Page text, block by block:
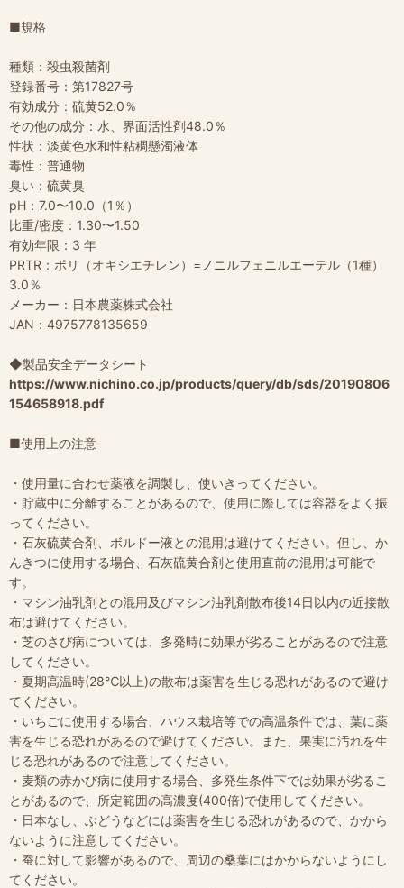
■規格
種類：殺虫殺菌剤
登録番号：第17827号
有効成分：硫黄52.0％
その他の成分：水、界面活性剤48.0％
性状：淡黄色水和性粘稠懸濁液体
毒性：普通物
臭い：硫黄臭
pH：7.0〜10.0（1％）
比重/密度：1.30〜1.50
有効年限：3 年
PRTR：ポリ（オキシエチレン）=ノニルフェニルエーテル（1種）
3.0％
メーカー：日本農薬株式会社
JAN：4975778135659
◆製品安全データシート
https://www.nichino.co.jp/products/query/db/sds/20190806
154658918.pdf
■使用上の注意
・使用量に合わせ薬液を調製し、使いきってください。
・貯蔵中に分離することがあるので、使用に際しては容器をよく振
ってください。
・石灰硫黄合剤、ボルドー液との混用は避けてください。但し、か
んきつに使用する場合、石灰硫黄合剤と使用直前の混用は可能で
す。
・マシン油乳剤との混用及びマシン油乳剤散布後14日以内の近接散
布は避けてください。
・芝のさび病については、多発時に効果が劣ることがあるので注意
してください。
・夏期高温時(28℃以上)の散布は薬害を生じる恐れがあるので避け
てください。
・いちごに使用する場合、ハウス栽培等での高温条件では、葉に薬
害を生じる恐れがあるので避けてください。また、果実に汚れを生
じる恐れがあるので注意してください。
・麦類の赤かび病に使用する場合、多発生条件下では効果が劣るこ
とがあるので、所定範囲の高濃度(400倍)で使用してください。
・日本なし、ぶどうなどには薬害を生じる恐れがあるので、かから
ないように注意してください。
・蚕に対して影響があるので、周辺の桑葉にはかからないようにし
てください。